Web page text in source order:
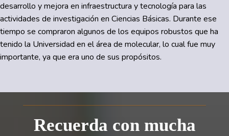
desarrollo y mejora en infraestructura y tecnología para las
actividades de investigación en Ciencias Básicas. Durante ese
tiempo se compraron algunos de los equipos robustos que ha
tenido la Universidad en el área de molecular, lo cual fue muy
importante, ya que era uno de sus propósitos.
Recuerda con mucha